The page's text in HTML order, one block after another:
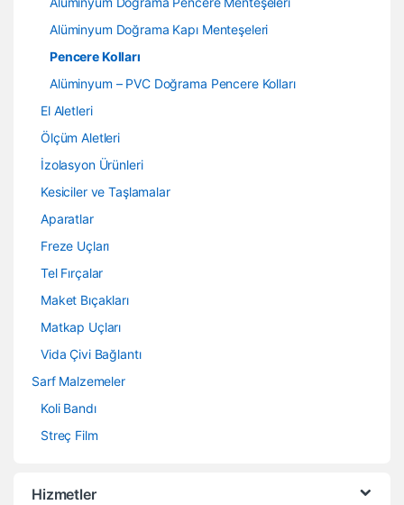
Alüminyum Doğrama Kapı Menteşeleri
Pencere Kolları
Alüminyum – PVC Doğrama Pencere Kolları
El Aletleri
Ölçüm Aletleri
İzolasyon Ürünleri
Kesiciler ve Taşlamalar
Aparatlar
Freze Uçları
Tel Fırçalar
Maket Bıçakları
Matkap Uçları
Vida Çivi Bağlantı
Sarf Malzemeler
Koli Bandı
Streç Film
Hizmetler